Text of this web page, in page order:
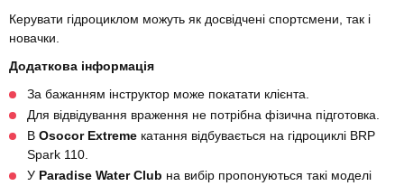
Керувати гідроциклом можуть як досвідчені спортсмени, так і
новачки.
Додаткова інформація
За бажанням інструктор може покатати клієнта.
Для відвідування враження не потрібна фізична підготовка.
В Osocor Extreme катання відбувається на гідроциклі BRP
Spark 110.
У Paradise Water Club на вибір пропонуються такі моделі